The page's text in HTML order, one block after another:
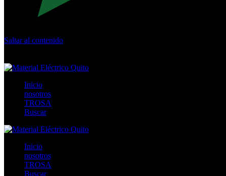
Saltar al contenido
Inicio
nosotros
TROSA
Buscar
Inicio
nosotros
TROSA
Buscar